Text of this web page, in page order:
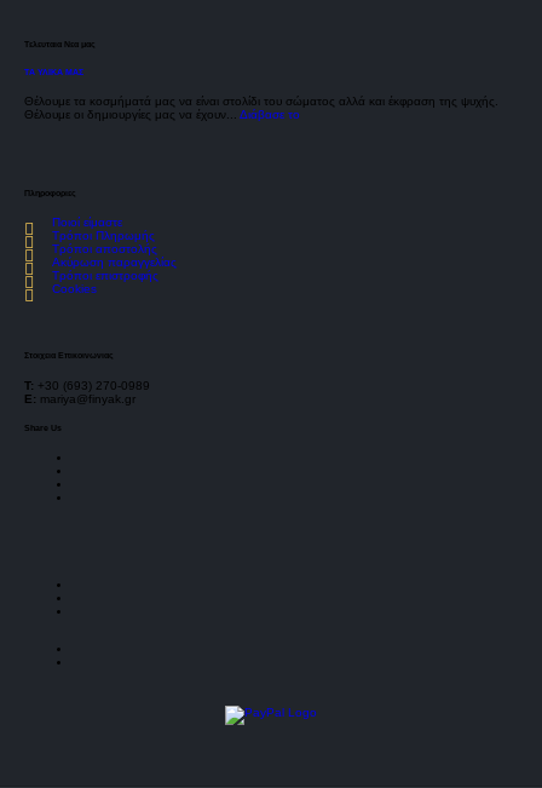
Τελευταια Νεα μας
ΤΑ ΥΛΙΚΑ ΜΑΣ
Θέλουμε τα κοσμήματά μας να είναι στολίδι του σώματος αλλά και έκφραση της ψυχής.
Θέλουμε οι δημιουργίες μας να έχουν... Διάβασε το
Πληροφοριες
Ποιοί είμαστε
Τρόποι Πληρωμής
Τρόποι αποστολής
Ακύρωση παραγγελίας
Τρόποι επιστροφής
Cookies
Στοιχεια Επικοινωνιας
Τ: +30 (693) 270-0989
E: mariya@finyak.gr
Share Us